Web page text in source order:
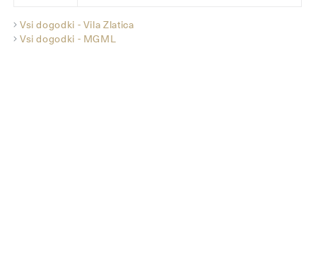
Vsi dogodki - Vila Zlatica
Vsi dogodki - MGML